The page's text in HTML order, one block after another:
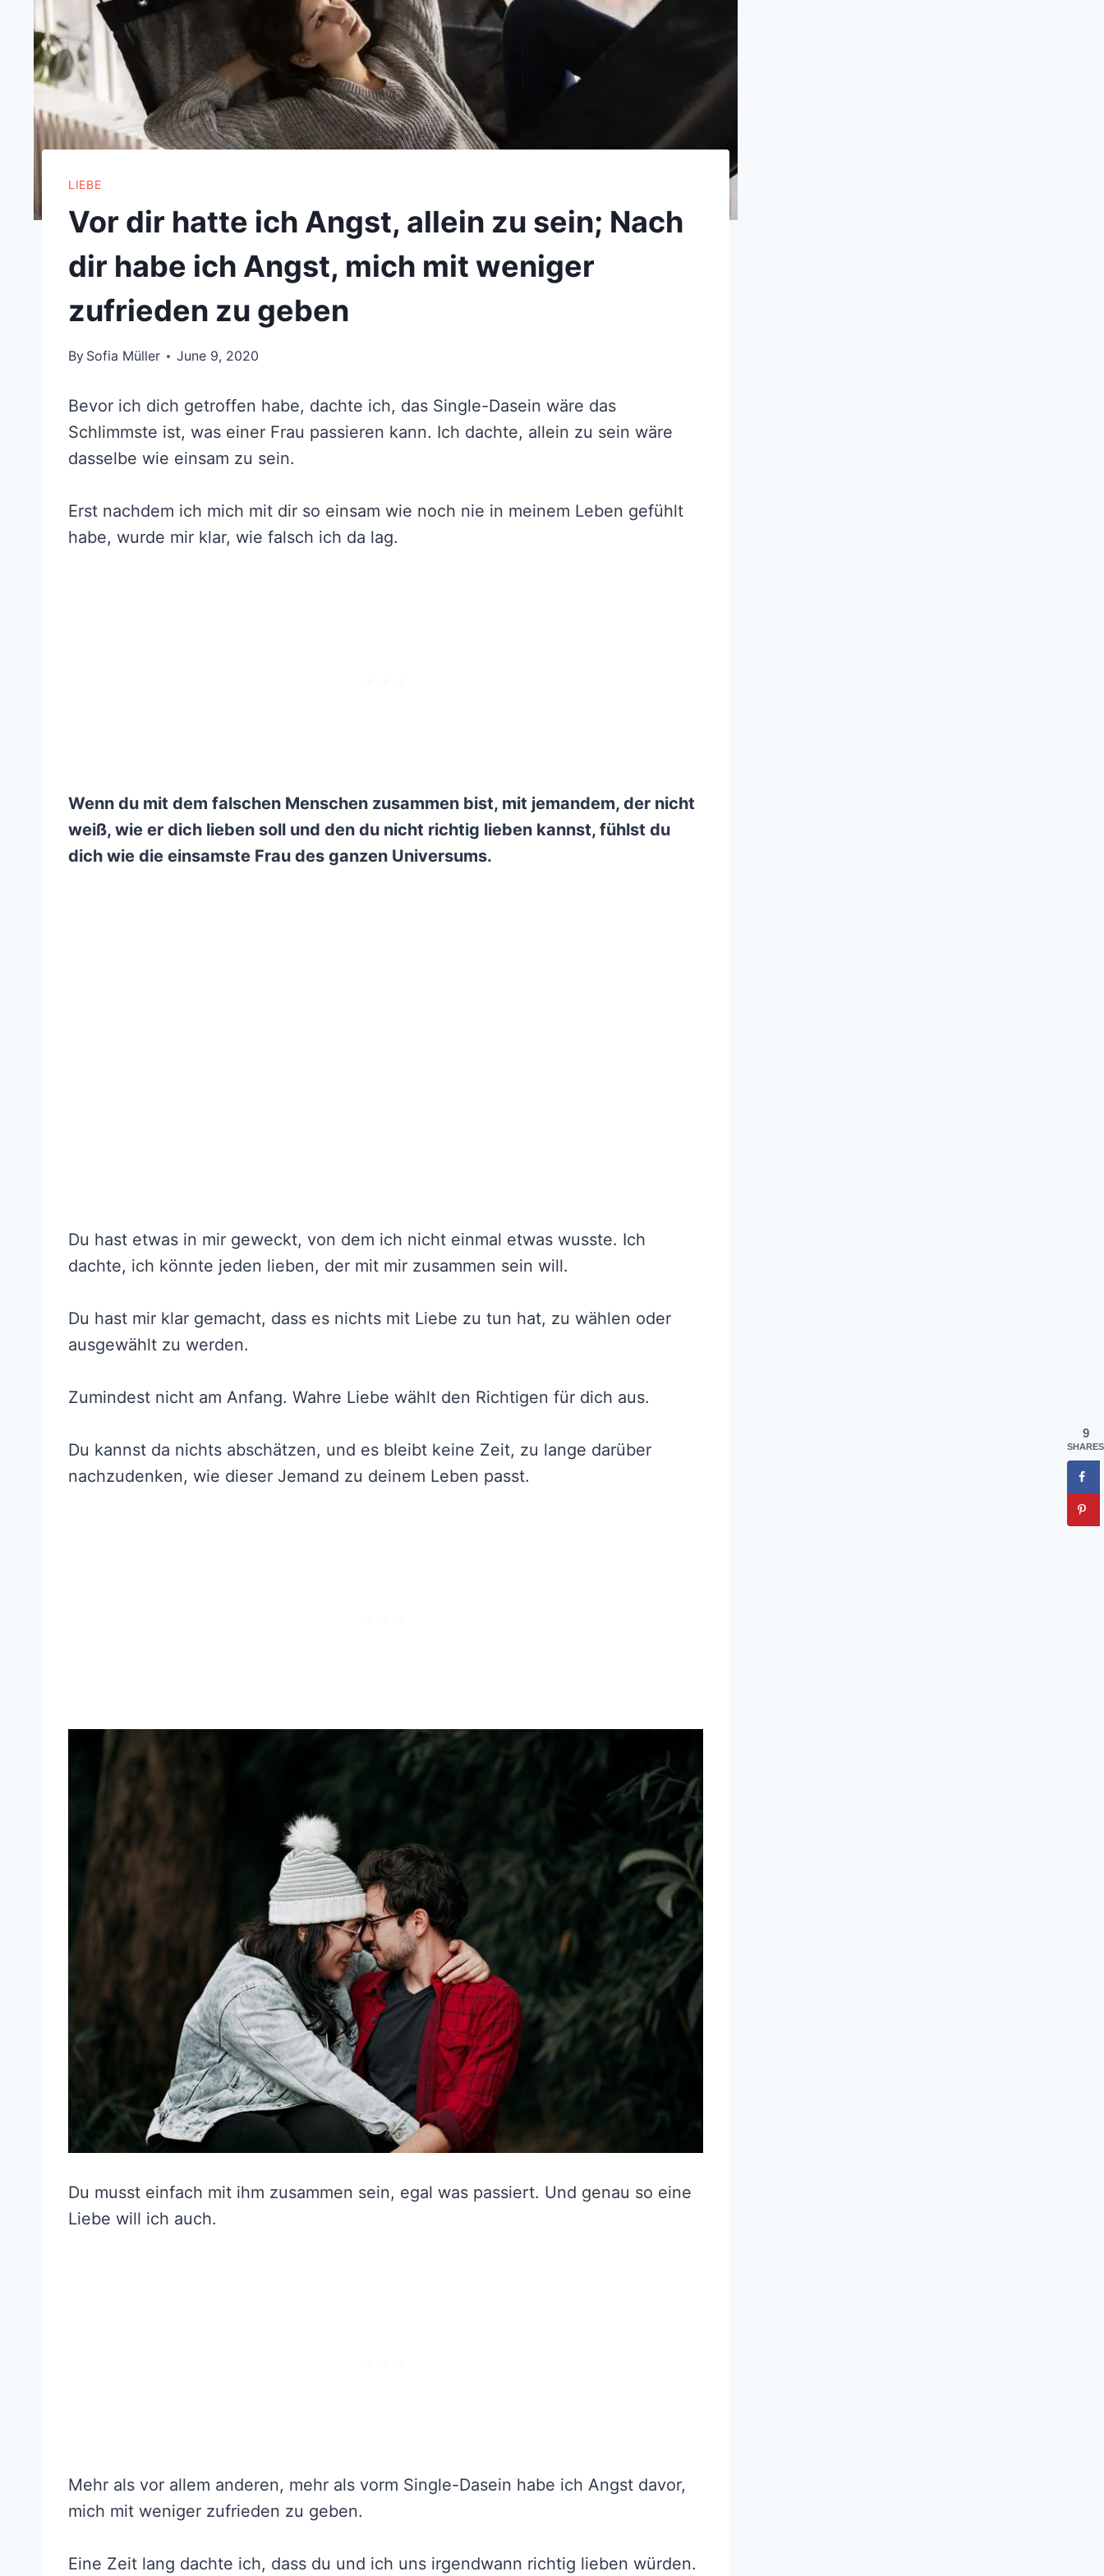
LIEBE
Vor dir hatte ich Angst, allein zu sein; Nach
dir habe ich Angst, mich mit weniger
zufrieden zu geben
By Sofia Müller June 9, 2020
Bevor ich dich getroffen habe, dachte ich, das Single-Dasein wäre das
Schlimmste ist, was einer Frau passieren kann. Ich dachte, allein zu sein wäre
dasselbe wie einsam zu sein.
Erst nachdem ich mich mit dir so einsam wie noch nie in meinem Leben gefühlt
habe, wurde mir klar, wie falsch ich da lag.
Wenn du mit dem falschen Menschen zusammen bist, mit jemandem, der nicht
weiß, wie er dich lieben soll und den du nicht richtig lieben kannst, fühlst du
dich wie die einsamste Frau des ganzen Universums.
Du hast etwas in mir geweckt, von dem ich nicht einmal etwas wusste. Ich
dachte, ich könnte jeden lieben, der mit mir zusammen sein will.
Du hast mir klar gemacht, dass es nichts mit Liebe zu tun hat, zu wählen oder
ausgewählt zu werden.
Zumindest nicht am Anfang. Wahre Liebe wählt den Richtigen für dich aus.
Du kannst da nichts abschätzen, und es bleibt keine Zeit, zu lange darüber
nachzudenken, wie dieser Jemand zu deinem Leben passt.
Du musst einfach mit ihm zusammen sein, egal was passiert. Und genau so eine
Liebe will ich auch.
Mehr als vor allem anderen, mehr als vorm Single-Dasein habe ich Angst davor,
mich mit weniger zufrieden zu geben.
Eine Zeit lang dachte ich, dass du und ich uns irgendwann richtig lieben würden.
9
SHARES